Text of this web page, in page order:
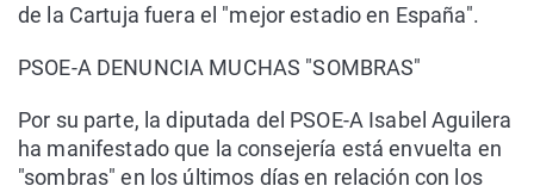
de la Cartuja fuera el "mejor estadio en España".
PSOE-A DENUNCIA MUCHAS "SOMBRAS"
Por su parte, la diputada del PSOE-A Isabel Aguilera
ha manifestado que la consejería está envuelta en
"sombras" en los últimos días en relación con los